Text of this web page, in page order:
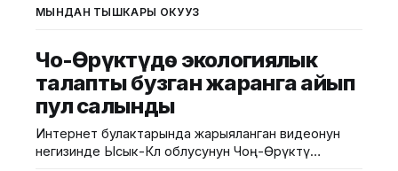
МЫНДАН ТЫШКАРЫ ОКУҢУЗ
Чоң-Өрүктүдө экологиялык
талапты бузган жаранга айып
пул салынды
Интернет булактарында жарыяланган видеонун
негизинде Ысык-Көл облусунун Чоң-Өрүктү